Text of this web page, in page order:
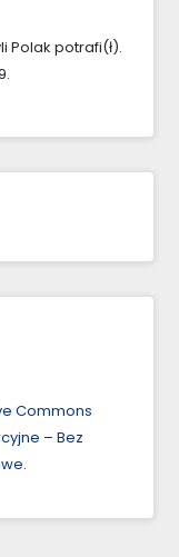
Polak potrafi(ł).
Commons
– Bez
.